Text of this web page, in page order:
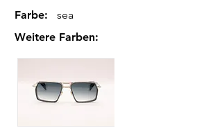
Farbe:
sea
Weitere Farben: